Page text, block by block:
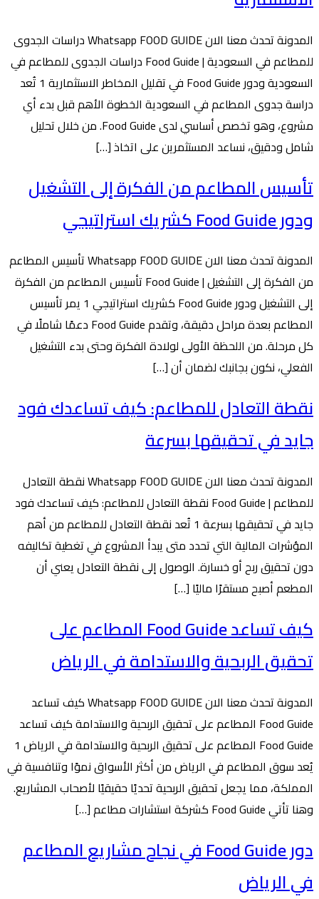
المدونة تحدث معنا الان Whatsapp FOOD GUIDE دراسات الجدوى
للمطاعم في السعودية | Food Guide دراسات الجدوى للمطاعم في
السعودية ودور Food Guide في تقليل المخاطر الاستثمارية 1 تُعد
دراسة جدوى المطاعم في السعودية الخطوة الأهم قبل بدء أي
مشروع، وهو تخصص أساسي لدى Food Guide. من خلال تحليل
شامل ودقيق، نساعد المستثمرين على اتخاذ […]
تأسيس المطاعم من الفكرة إلى التشغيل
ودور Food Guide كشريك استراتيجي
المدونة تحدث معنا الان Whatsapp FOOD GUIDE تأسيس المطاعم
من الفكرة إلى التشغيل | Food Guide تأسيس المطاعم من الفكرة
إلى التشغيل ودور Food Guide كشريك استراتيجي 1 يمر تأسيس
المطاعم بعدة مراحل دقيقة، وتقدم Food Guide دعمًا شاملًا في
كل مرحلة. من اللحظة الأولى لولادة الفكرة وحتى بدء التشغيل
الفعلي، نكون بجانبك لضمان أن […]
نقطة التعادل للمطاعم: كيف تساعدك فود
جايد في تحقيقها بسرعة
المدونة تحدث معنا الان Whatsapp FOOD GUIDE نقطة التعادل
للمطاعم | Food Guide نقطة التعادل للمطاعم: كيف تساعدك فود
جايد في تحقيقها بسرعة 1 تُعد نقطة التعادل للمطاعم من أهم
المؤشرات المالية التي تحدد متى يبدأ المشروع في تغطية تكاليفه
دون تحقيق ربح أو خسارة. الوصول إلى نقطة التعادل يعني أن
المطعم أصبح مستقرًا ماليًا […]
كيف تساعد Food Guide المطاعم على
تحقيق الربحية والاستدامة في الرياض
المدونة تحدث معنا الان Whatsapp FOOD GUIDE كيف تساعد
Food Guide المطاعم على تحقيق الربحية والاستدامة كيف تساعد
Food Guide المطاعم على تحقيق الربحية والاستدامة في الرياض 1
يُعد سوق المطاعم في الرياض من أكثر الأسواق نموًا وتنافسية في
المملكة، مما يجعل تحقيق الربحية تحديًا حقيقيًا لأصحاب المشاريع.
وهنا تأتي Food Guide كشركة استشارات مطاعم […]
دور Food Guide في نجاح مشاريع المطاعم
في الرياض